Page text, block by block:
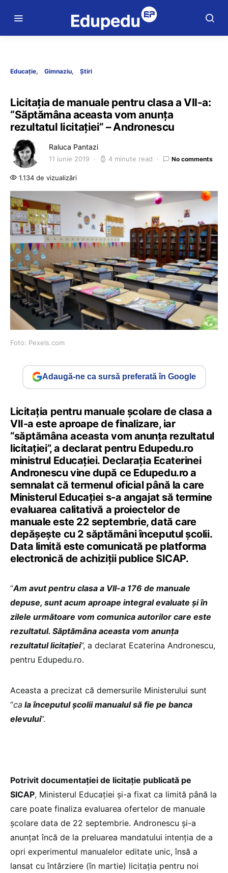
Educație Gimnaziu Știri
Licitația de manuale pentru clasa a VII-a:
“Săptămâna aceasta vom anunța
rezultatul licitației” – Andronescu
Raluca Pantazi
11 iunie 2019 4 minute read No comments
1.134 de vizualizări
Foto: Pexels.com
Adaugă-ne ca sursă preferată în Google
Licitația pentru manuale școlare de clasa a
VII-a este aproape de finalizare, iar
“săptămâna aceasta vom anunța rezultatul
licitației”, a declarat pentru Edupedu.ro
ministrul Educației. Declarația Ecaterinei
Andronescu vine după ce Edupedu.ro a
semnalat că termenul oficial până la care
Ministerul Educației s-a angajat să termine
evaluarea calitativă a proiectelor de
manuale este 22 septembrie, dată care
depășește cu 2 săptămâni începutul școlii.
Data limită este comunicată pe platforma
electronică de achiziții publice SICAP.
“Am avut pentru clasa a VII-a 176 de manuale
depuse, sunt acum aproape integral evaluate și în
zilele următoare vom comunica autorilor care este
rezultatul. Săptămâna aceasta vom anunța
rezultatul licitației”, a declarat Ecaterina Andronescu,
pentru Edupedu.ro.
Aceasta a precizat că demersurile Ministerului sunt
“ca la începutul școlii manualul să fie pe banca
elevului”.
Potrivit documentației de licitație publicată pe
SICAP, Ministerul Educației și-a fixat ca limită până la
care poate finaliza evaluarea ofertelor de manuale
școlare data de 22 septembrie. Andronescu și-a
anunțat încă de la preluarea mandatului intenția de a
opri experimentul manualelor editate unic, însă a
lansat cu întârziere (în martie) licitația pentru noi